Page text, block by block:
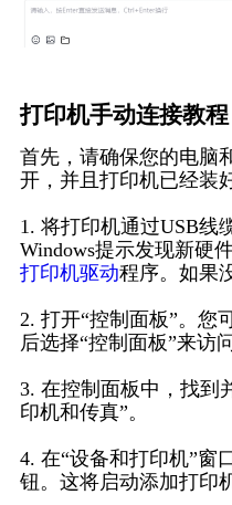
打印机手动连接教程
首先，请确保您的电脑
开，并且打印机已经装
1. 将打印机通过USB线
Windows提示发现新硬
打印机驱动程序。如果
2. 打开“控制面板”。您
后选择“控制面板”来访问
3. 在控制面板中，找到
印机和传真”。
4. 在“设备和打印机”窗
钮。这将启动添加打印